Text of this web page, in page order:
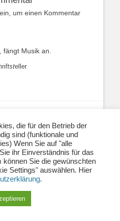
um einen Kommentar
fängt Musik an.
eller
|Instagram|Facebook
siehe Impressum
. Alle Rechte vorbehalten.
vonCatch Themes
die für den Betrieb der
sind (funktionale und
Wenn Sie auf "alle
ihr Einverständnis für das
Sie die gewünschten
Settings" auswählen. Hier
.